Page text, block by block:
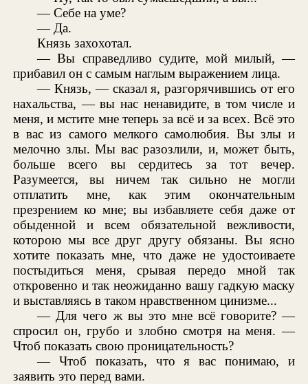
— Себе на уме?
— Да.
Князь захохотал.
— Вы справедливо судите, мой милый, —
прибавил он с самым наглым выражением лица.
— Князь, — сказал я, разгорячившись от его
нахальства, — вы нас ненавидите, в том числе и
меня, и мстите мне теперь за всё и за всех. Всё это
в вас из самого мелкого самолюбия. Вы злы и
мелочно злы. Мы вас разозлили, и, может быть,
больше всего вы сердитесь за тот вечер.
Разумеется, вы ничем так сильно не могли
отплатить мне, как этим окончательным
презрением ко мне; вы избавляете себя даже от
обыденной и всем обязательной вежливости,
которою мы все друг другу обязаны. Вы ясно
хотите показать мне, что даже не удостоиваете
постыдиться меня, срывая передо мной так
откровенно и так неожиданно вашу гадкую маску
и выставляясь в таком нравственном цинизме...
— Для чего ж вы это мне всё говорите? —
спросил он, грубо и злобно смотря на меня. —
Чтоб показать свою проницательность?
— Чтоб показать, что я вас понимаю, и
заявить это перед вами.